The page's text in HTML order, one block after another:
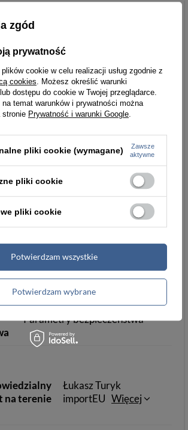
5903714300839
skóra naturalna
srebrny
100-165
3
5
0
Tak 115
Parametry bezpieczeństwa
na terenie
Łukasz Turyk
importEU Więcej
zgód
prywatność
cookie w celu realizacji usług zgodnie z
cookies . Możesz określić warunki
dostępu do cookie w Twojej przeglądarce.
temat warunków i prywatności można
stronie Prywatność i warunki Google
pliki cookie (wymagane)
Zawsze
aktywne
pliki cookie
pliki cookie
Potwierdzam wybrane
Potwierdzam wszystkie